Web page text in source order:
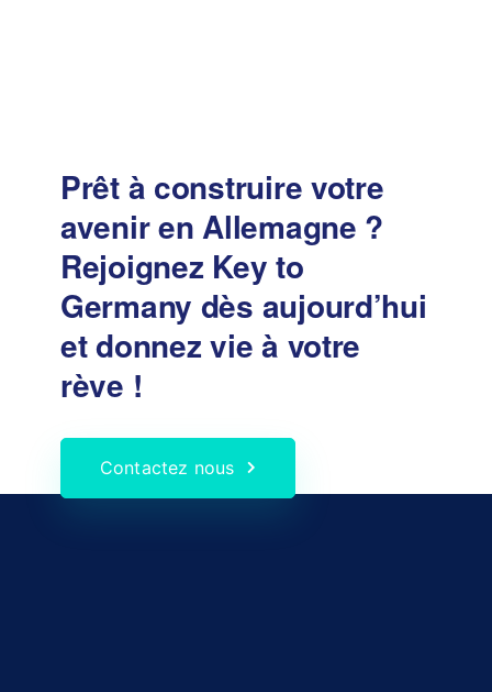
Prêt à construire votre
avenir en Allemagne ?
Rejoignez Key to
Germany dès aujourd’hui
et donnez vie à votre
rève !
Contactez nous